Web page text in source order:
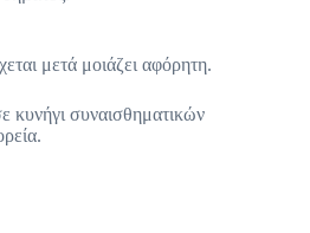
μετά μοιάζει αφόρητη.
κυνήγι συναισθηματικών